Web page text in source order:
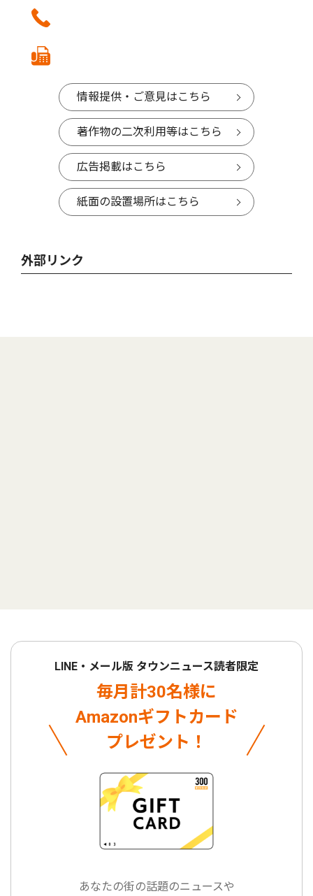
情報提供・ご意見はこちら
著作物の二次利用等はこちら
広告掲載はこちら
紙面の設置場所はこちら
外部リンク
LINE・メール版 タウンニュース読者限定
毎月計30名様に
Amazonギフトカード
プレゼント！
あなたの街の話題のニュースや